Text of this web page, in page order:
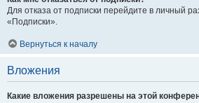
Для отказа от подписки перейдите в личный
«Подписки».
Вернуться к началу
Вложения
Какие вложения разрешены на этой